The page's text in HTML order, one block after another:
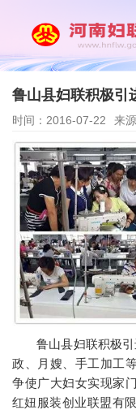
鲁山县妇联积极引
时间：2016-07-22 来源
鲁山县妇联积极引
政、月嫂、手工加工
争使广大妇女实现家
红妞服装创业联盟有